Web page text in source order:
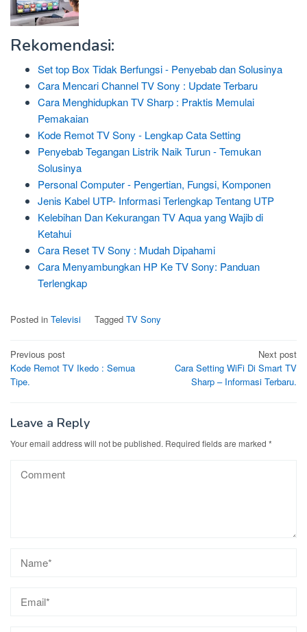
Rekomendasi:
Set top Box Tidak Berfungsi - Penyebab dan Solusinya
Cara Mencari Channel TV Sony : Update Terbaru
Cara Menghidupkan TV Sharp : Praktis Memulai
Pemakaian
Kode Remot TV Sony - Lengkap Cata Setting
Penyebab Tegangan Listrik Naik Turun - Temukan
Solusinya
Personal Computer - Pengertian, Fungsi, Komponen
Jenis Kabel UTP- Informasi Terlengkap Tentang UTP
Kelebihan Dan Kekurangan TV Aqua yang Wajib di
Ketahui
Cara Reset TV Sony : Mudah Dipahami
Cara Menyambungkan HP Ke TV Sony: Panduan
Terlengkap
Posted in Televisi Tagged TV Sony
Post
navigation
Previous post
Kode Remot TV Ikedo : Semua
Tipe.
Next post
Cara Setting WiFi Di Smart TV
Sharp – Informasi Terbaru.
Leave a Reply
Your email address will not be published. Required fields are marked *